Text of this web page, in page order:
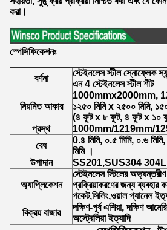
করা।
স্পেসিফিকেশনঃ
বর্ণনা
স্টেইনলেস স্টীল স্নোফ্লেক
এন 4 স্টেইনলেস স্টীল শীট
নিয়মিত আকার
1000mmx2000mm,
১২৫০ মিমি x ২৫০০ মিমি,
(৪ ফুট x ৮ ফুট, ৪ ফুট x ১০
প্রস্থ
1000mm/1219mm/
বেধ
0.৪ মিমি, ০.৫ মিমি, ০.৬
মিমি ।
উপাদান
SS201,SUS304
অ্যাপ্লিকেশন
স্টেইনলেস স্টিলের
প্রক্রিয়াকরণের জন্য
পকেট,সিলিং,ওয়াল প্যানেল
বিক্রয় বাজার
দক্ষিণ-পূর্ব এশিয়া, দক্ষিণ
অস্ট্রেলিয়া ইত্যাদি